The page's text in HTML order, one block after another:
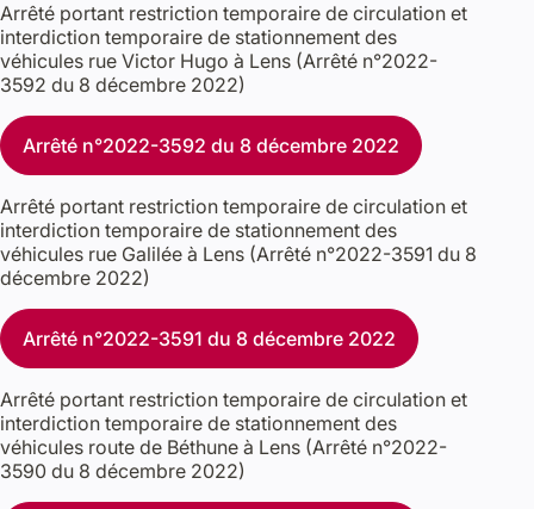
Arrêté portant restriction temporaire de circulation et
interdiction temporaire de stationnement des
véhicules rue Victor Hugo à Lens (Arrêté n°2022-
3592 du 8 décembre 2022)
Arrêté n°2022-3592 du 8 décembre 2022
Arrêté portant restriction temporaire de circulation et
interdiction temporaire de stationnement des
véhicules rue Galilée à Lens (Arrêté n°2022-3591 du 8
décembre 2022)
Arrêté n°2022-3591 du 8 décembre 2022
Arrêté portant restriction temporaire de circulation et
interdiction temporaire de stationnement des
véhicules route de Béthune à Lens (Arrêté n°2022-
3590 du 8 décembre 2022)